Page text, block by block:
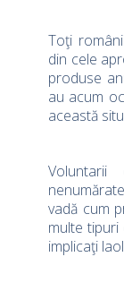
Toţi
din cele
produse
au acum
această
vadă cum
multe tipuri
implicaţi